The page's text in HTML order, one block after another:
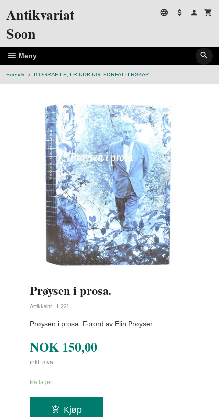
Antikvariat
Soon
Meny
Forside BIOGRAFIER, ERINDRING, FORFATTERSKAP
Prøysen i prosa.
Artikkelnr.: H221
Prøysen i prosa. Forord av Elin Prøysen.
NOK 150,00
inkl. mva.
På lager
Kjøp